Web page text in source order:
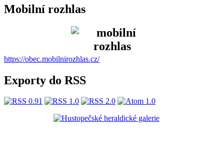
Mobilní rozhlas
https://obec.mobilnirozhlas.cz/
Exporty do RSS